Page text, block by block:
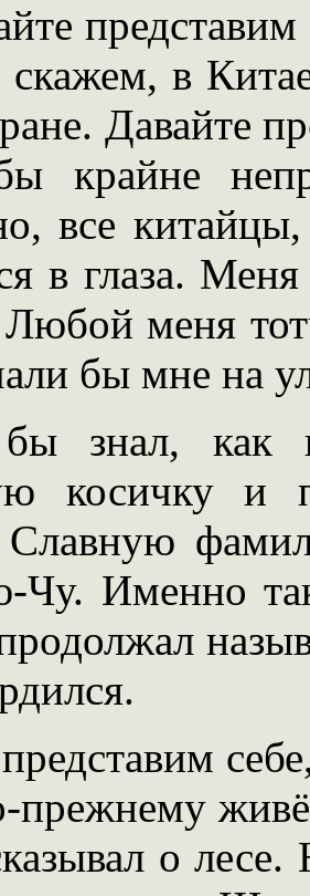
скажем, в
Давайте
крайне
все
в глаза.
меня
бы мне на
знал, как
косичку и
Славную
Чу. Именно
прежнему
о